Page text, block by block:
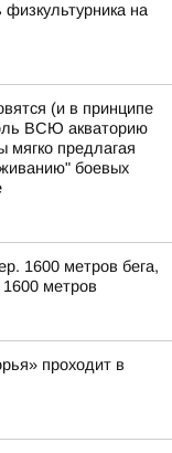
на
(и в принципе
ВСЮ акваторию
мягко предлагая
боевых
1600 метров бега,
метров
проходит в